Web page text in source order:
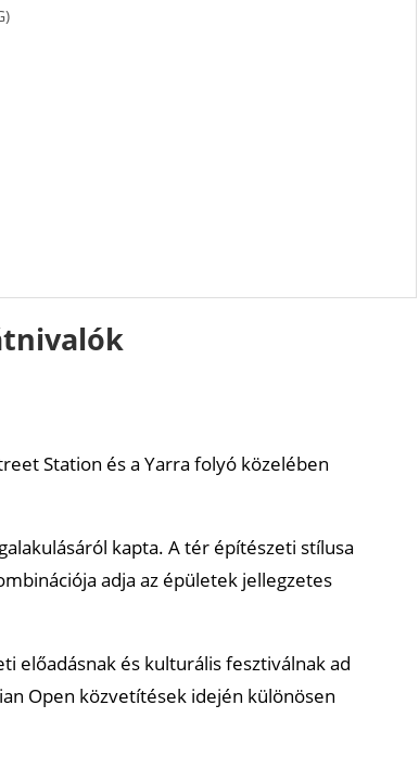
Station és a Yarra folyó közelében
kapta. A tér építészeti stílusa
adja az épületek jellegzetes
előadásnak és kulturális fesztiválnak ad
Open közvetítések idején különösen